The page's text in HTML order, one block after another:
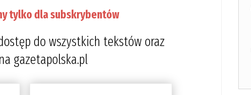
tylko dla subskrybentów
do wszystkich tekstów oraz
gazetapolska.pl